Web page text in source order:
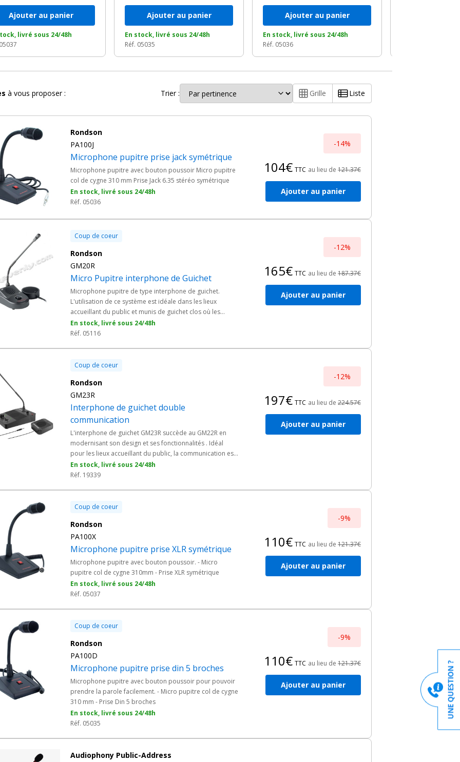
Ajouter au panier
livré sous 24/48h
Ajouter au panier
En stock, livré sous 24/48h
Réf. 05035
Ajouter au panier
En stock, livré sous 24/48h
Réf. 05036
à vous proposer : Trier : Grille Liste
Rondson
PA100J
Microphone pupitre prise jack symétrique
Microphone pupitre avec bouton poussoir Micro pupitre
col de cygne 310 mm Prise Jack 6.35 stéréo symétrique
En stock, livré sous 24/48h
Réf. 05036
-14%
104€ TTC au lieu de 121.37€
Ajouter au panier
Coup de coeur
Rondson
GM20R
Micro Pupitre interphone de Guichet
Microphone pupitre de type interphone de guichet.
L'utilisation de ce système est idéale dans les lieux
accueillant du public et munis de guichet clos où les
interlocuteurs doivent se parler au travers d'une paroi de
sécurité comme les banques, administrations, cinémas,
En stock, livré sous 24/48h
Réf. 05116
-12%
165€ TTC au lieu de 187.37€
Ajouter au panier
Coup de coeur
Rondson
GM23R
Interphone de guichet double
communication
L'interphone de guichet GM23R succède au GM22R en
modernisant son design et ses fonctionnalités . Idéal
pour les lieux accueillant du public, la communication est
aisée et simultanée y compris pour les guichets fermés
(banques, bâtiments publics et musées, etc.). Son
En stock, livré sous 24/48h
Réf. 19339
-12%
197€ TTC au lieu de 224.57€
Ajouter au panier
Coup de coeur
Rondson
PA100X
Microphone pupitre prise XLR symétrique
Microphone pupitre avec bouton poussoir. - Micro
pupitre col de cygne 310mm - Prise XLR symétrique
En stock, livré sous 24/48h
Réf. 05037
-9%
110€ TTC au lieu de 121.37€
Ajouter au panier
Coup de coeur
Rondson
PA100D
Microphone pupitre prise din 5 broches
Microphone pupitre avec bouton poussoir pour pouvoir
prendre la parole facilement. - Micro pupitre col de cygne
310 mm - Prise Din 5 broches
En stock, livré sous 24/48h
Réf. 05035
-9%
110€ TTC au lieu de 121.37€
Ajouter au panier
Audiophony Public-Address